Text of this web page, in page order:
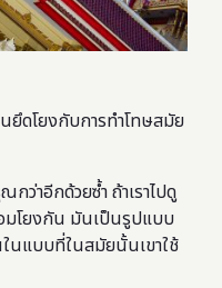
ยึดโยงกับการทำโทษสมัย
ว่าอีกด้วยซ้ำ ถ้าเราไปดู
มโยงกัน มันเป็นรูปแบบ
นแบบที่ในสมัยนั้นเขาใช้